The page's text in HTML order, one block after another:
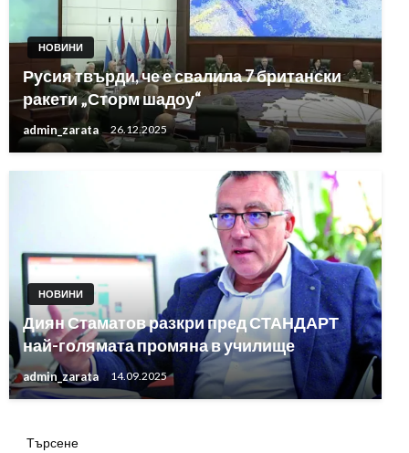
НОВИНИ
Русия твърди, че е свалила 7 британски
ракети „Сторм шадоу“
admin_zarata 26.12.2025
НОВИНИ
Диян Стаматов разкри пред СТАНДАРТ
най-голямата промяна в училище
admin_zarata 14.09.2025
Търсене